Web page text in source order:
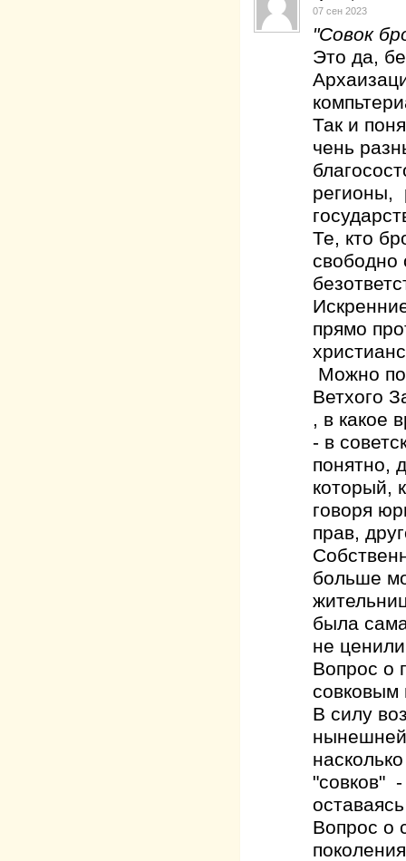
07 сен 2023
"Совок
Это да,
Так и
чень
регионы,
Те, кто
свободно
прямо
Можно
Ветхого
, в какое
- в
понятно,
который,
говоря
прав,
больше
была
не
Вопрос о
совковым
В силу
нынешней
"совков"
Вопрос о